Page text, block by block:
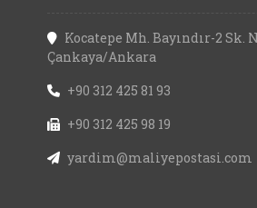
Kocatepe Mh. Bayındır-2 Sk.
Çankaya/Ankara
+90 312 425 81 93
+90 312 425 98 19
yardim@maliyepostasi.com